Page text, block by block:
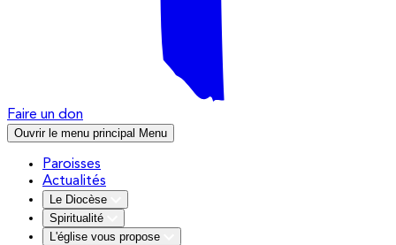
Faire un don
Ouvrir le menu principal Menu
Paroisses
Actualités
Le Diocèse
Spiritualité
L'église vous propose